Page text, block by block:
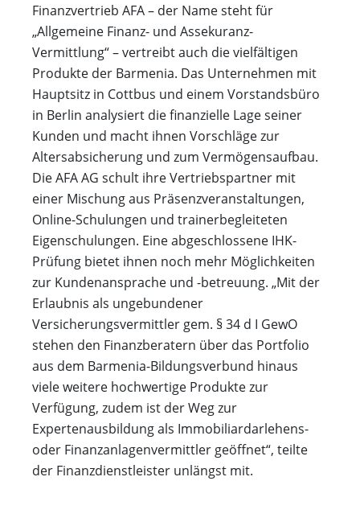
Finanzvertrieb AFA – der Name steht für
„Allgemeine Finanz- und Assekuranz-
Vermittlung“ – vertreibt auch die vielfältigen
Produkte der Barmenia. Das Unternehmen mit
Hauptsitz in Cottbus und einem Vorstandsbüro
in Berlin analysiert die finanzielle Lage seiner
Kunden und macht ihnen Vorschläge zur
Altersabsicherung und zum Vermögensaufbau.
Die AFA AG schult ihre Vertriebspartner mit
einer Mischung aus Präsenzveranstaltungen,
Online-Schulungen und trainerbegleiteten
Eigenschulungen. Eine abgeschlossene IHK-
Prüfung bietet ihnen noch mehr Möglichkeiten
zur Kundenansprache und -betreuung. „Mit der
Erlaubnis als ungebundener
Versicherungsvermittler gem. § 34 d I GewO
stehen den Finanzberatern über das Portfolio
aus dem Barmenia-Bildungsverbund hinaus
viele weitere hochwertige Produkte zur
Verfügung, zudem ist der Weg zur
Expertenausbildung als Immobiliardarlehens-
oder Finanzanlagenvermittler geöffnet“, teilte
der Finanzdienstleister unlängst mit.